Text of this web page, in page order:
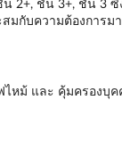
น 2+, ชั้น 3+, ชั้น 3ซึ่
มกับความต้องการม
ไหม้ และ คุ้มครองบุ